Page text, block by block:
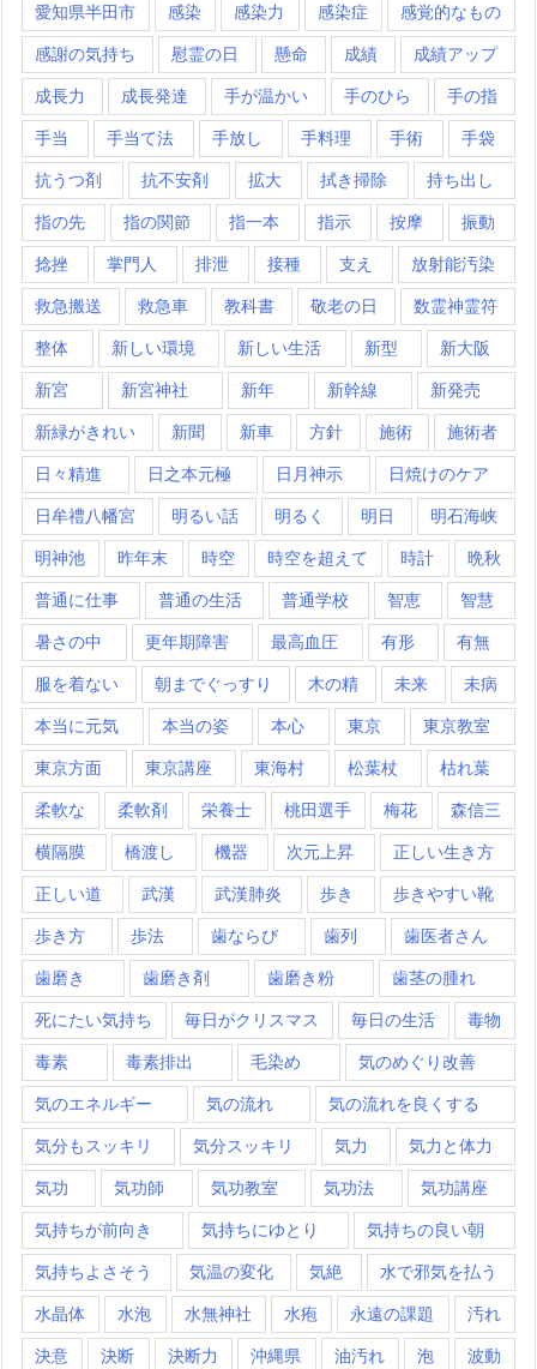
愛知県半田市 感染 感染力 感染症 感覚的なもの
感謝の気持ち 慰霊の日 懸命 成績 成績アップ
成長力 成長発達 手が温かい 手のひら 手の指
手当 手当て法 手放し 手料理 手術 手袋
抗うつ剤 抗不安剤 拡大 拭き掃除 持ち出し
指の先 指の関節 指一本 指示 按摩 振動
捻挫 掌門人 排泄 接種 支え 放射能汚染
救急搬送 救急車 教科書 敬老の日 数霊神霊符
整体 新しい環境 新しい生活 新型 新大阪
新宮 新宮神社 新年 新幹線 新発売
新緑がきれい 新聞 新車 方針 施術 施術者
日々精進 日之本元極 日月神示 日焼けのケア
日牟禮八幡宮 明るい話 明るく 明日 明石海峡
明神池 昨年末 時空 時空を超えて 時計 晩秋
普通に仕事 普通の生活 普通学校 智恵 智慧
暑さの中 更年期障害 最高血圧 有形 有無
服を着ない 朝までぐっすり 木の精 未来 未病
本当に元気 本当の姿 本心 東京 東京教室
東京方面 東京講座 東海村 松葉杖 枯れ葉
柔軟な 柔軟剤 栄養士 桃田選手 梅花 森信三
横隔膜 橋渡し 機器 次元上昇 正しい生き方
正しい道 武漢 武漢肺炎 歩き 歩きやすい靴
歩き方 歩法 歯ならび 歯列 歯医者さん
歯磨き 歯磨き剤 歯磨き粉 歯茎の腫れ
死にたい気持ち 毎日がクリスマス 毎日の生活 毒物
毒素 毒素排出 毛染め 気のめぐり改善
気のエネルギー 気の流れ 気の流れを良くする
気分もスッキリ 気分スッキリ 気力 気力と体力
気功 気功師 気功教室 気功法 気功講座
気持ちが前向き 気持ちにゆとり 気持ちの良い朝
気持ちよさそう 気温の変化 気絶 水で邪気を払う
水晶体 水泡 水無神社 水疱 永遠の課題 汚れ
決意 決断 決断力 沖縄県 油汚れ 泡 波動